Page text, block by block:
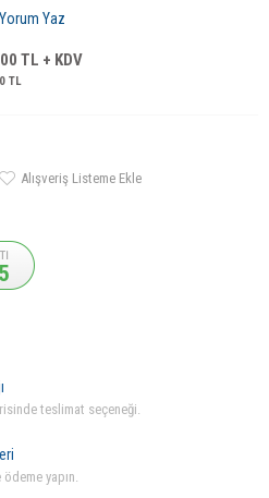
Yorum Yaz
TL + KDV
TL
Alışveriş Listeme Ekle
teslimat seçeneği.
yapın.